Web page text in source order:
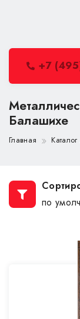
+7
Балашихе
Главная
по